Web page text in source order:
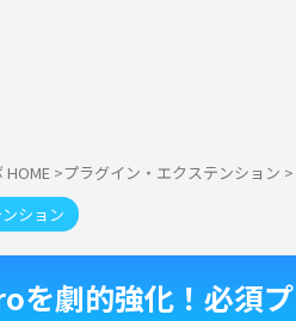
HOME >プラグイン・エクステンション >
ション
を劇的強化！必須